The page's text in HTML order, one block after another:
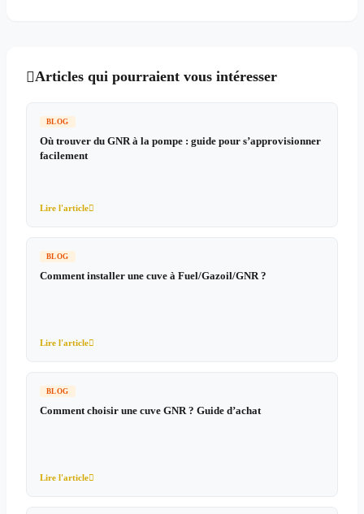
Articles qui pourraient vous intéresser
BLOG
Où trouver du GNR à la pompe : guide pour s’approvisionner
facilement
Lire l'article
BLOG
Comment installer une cuve à Fuel/Gazoil/GNR ?
Lire l'article
BLOG
Comment choisir une cuve GNR ? Guide d’achat
Lire l'article